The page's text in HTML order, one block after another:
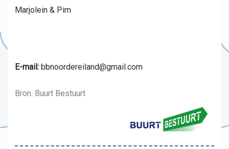
Marjolein & Pim
E-mail: bbnoordereiland@gmail.com
Bron: Buurt Bestuurt